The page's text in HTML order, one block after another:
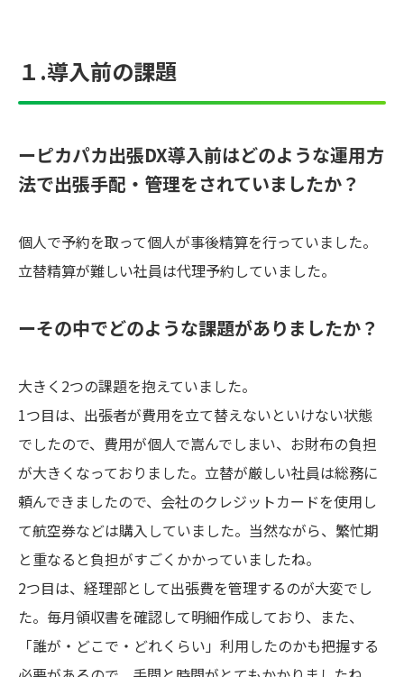
１.導入前の課題
ーピカパカ出張DX導入前はどのような運用方
法で出張手配・管理をされていましたか？
個人で予約を取って個人が事後精算を行っていました。
立替精算が難しい社員は代理予約していました。
ーその中でどのような課題がありましたか？
大きく2つの課題を抱えていました。
1つ目は、出張者が費用を立て替えないといけない状態
でしたので、費用が個人で嵩んでしまい、お財布の負担
が大きくなっておりました。立替が厳しい社員は総務に
頼んできましたので、会社のクレジットカードを使用し
て航空券などは購入していました。当然ながら、繁忙期
と重なると負担がすごくかかっていましたね。
2つ目は、経理部として出張費を管理するのが大変でし
た。毎月領収書を確認して明細作成しており、また、
「誰が・どこで・どれくらい」利用したのかも把握する